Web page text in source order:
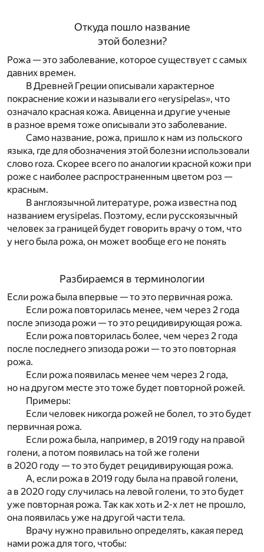
Откуда пошло название
этой болезни?
Рожа — это заболевание, которое существует с самых
давних времен.
В Древней Греции описывали характерное
покраснение кожи и называли его «erysipelas», что
означало красная кожа. Авиценна и другие ученые
в разное время тоже описывали это заболевание.
Само название, рожа, пришло к нам из польского
языка, где для обозначения этой болезни использовали
слово roza. Скорее всего по аналогии красной кожи при
роже с наиболее распространенным цветом роз —
красным.
В англоязычной литературе, рожа известна под
названием erysipelas. Поэтому, если русскоязычный
человек за границей будет говорить врачу о том, что
у него была рожа, он может вообще его не понять
Разбираемся в терминологии
Если рожа была впервые — то это первичная рожа.
Если рожа повторилась менее, чем через 2 года
после эпизода рожи — то это рецидивирующая рожа.
Если рожа повторилась более, чем через 2 года
после последнего эпизода рожи — то это повторная
рожа.
Если рожа появилась менее чем через 2 года,
но на другом месте это тоже будет повторной рожей.
Примеры:
Если человек никогда рожей не болел, то это будет
первичная рожа.
Если рожа была, например, в 2019 году на правой
голени, а потом появилась на той же голени
в 2020 году — то это будет рецидивирующая рожа.
А, если рожа в 2019 году была на правой голени,
а в 2020 году случилась на левой голени, то это будет
уже повторная рожа. Так как хоть и 2-х лет не прошло,
она появилась уже на другой части тела.
Врачу нужно правильно определять, какая перед
нами рожа для того, чтобы: